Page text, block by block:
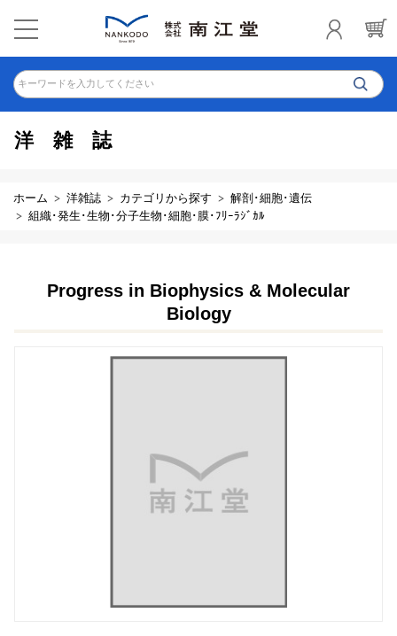
キーワードを入力してください
洋雑誌
ホーム 洋雑誌 カテゴリから探す
解剖･細胞･遺伝
組織･発生･生物･分子生物･細胞･膜･ﾌﾘｰﾗｼﾞｶﾙ
Progress in Biophysics & Molecular
Biology